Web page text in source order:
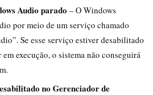
Audio parado – O Windows
por meio de um serviço chamado
Se esse serviço estiver desabilitado
execução, o sistema não conseguirá
no Gerenciador de